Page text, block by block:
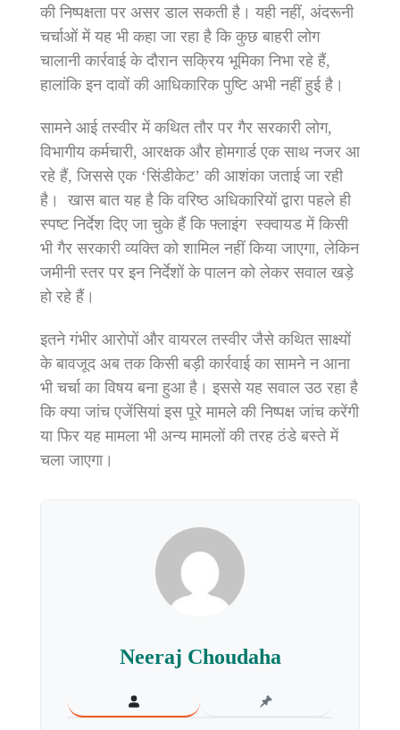
की निष्पक्षता पर असर डाल सकती है। यही नहीं, अंदरूनी
चर्चाओं में यह भी कहा जा रहा है कि कुछ बाहरी लोग
चालानी कार्रवाई के दौरान सक्रिय भूमिका निभा रहे हैं,
हालांकि इन दावों की आधिकारिक पुष्टि अभी नहीं हुई है।
सामने आई तस्वीर में कथित तौर पर गैर सरकारी लोग,
विभागीय कर्मचारी, आरक्षक और होमगार्ड एक साथ नजर आ
रहे हैं, जिससे एक ‘सिंडीकेट’ की आशंका जताई जा रही
है। खास बात यह है कि वरिष्ठ अधिकारियों द्वारा पहले ही
स्पष्ट निर्देश दिए जा चुके हैं कि फ्लाइंग स्क्वायड में किसी
भी गैर सरकारी व्यक्ति को शामिल नहीं किया जाएगा, लेकिन
जमीनी स्तर पर इन निर्देशों के पालन को लेकर सवाल खड़े
हो रहे हैं।
इतने गंभीर आरोपों और वायरल तस्वीर जैसे कथित साक्ष्यों
के बावजूद अब तक किसी बड़ी कार्रवाई का सामने न आना
भी चर्चा का विषय बना हुआ है। इससे यह सवाल उठ रहा है
कि क्या जांच एजेंसियां इस पूरे मामले की निष्पक्ष जांच करेंगी
या फिर यह मामला भी अन्य मामलों की तरह ठंडे बस्ते में
चला जाएगा।
Neeraj Choudaha